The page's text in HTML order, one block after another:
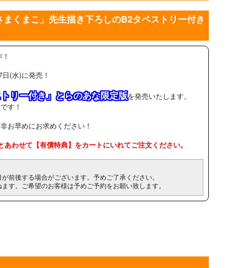
くまこ」先生描き下ろしのB2タペストリー付き
(水)に発売！
トリー付き」とらのあな限定版を発売いたします。
す！
お早めにお求めください！
わせて【有償特典】をカートにいれてご注文ください。
前後する場合がございます。予めご了承ください。
す。ご希望のお客様は予めご予約をお願い致します。